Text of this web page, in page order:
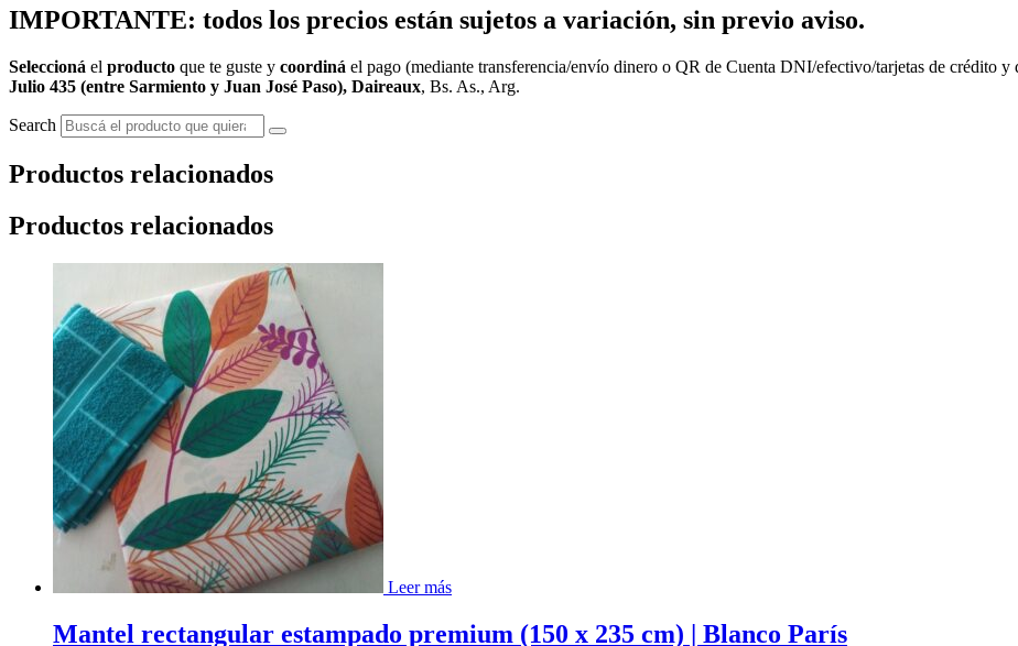
IMPORTANTE: todos los precios están sujetos a variación, sin previo aviso.
Seleccioná el producto que te guste y coordiná el pago (mediante transferencia/envío dinero o QR de Cuenta DNI/efectivo/tarjetas de crédito y
Julio 435 (entre Sarmiento y Juan José Paso), Daireaux, Bs. As., Arg.
Search
Productos relacionados
Productos relacionados
Leer más
Mantel rectangular estampado premium (150 x 235 cm) | Blanco París